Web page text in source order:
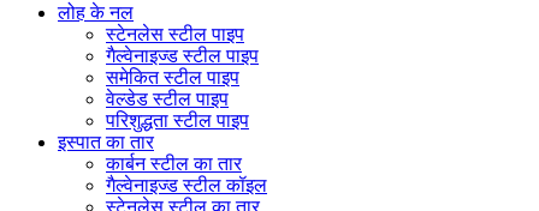
लोह के नल
स्टेनलेस स्टील पाइप
गैल्वेनाइज्ड स्टील पाइप
समेकित स्टील पाइप
वेल्डेड स्टील पाइप
परिशुद्धता स्टील पाइप
इस्पात का तार
कार्बन स्टील का तार
गैल्वेनाइज्ड स्टील कॉइल
स्टेनलेस स्टील का तार